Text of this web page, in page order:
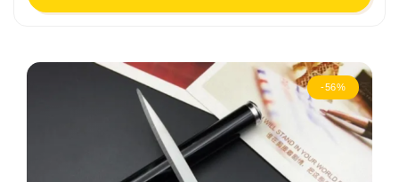
-56%